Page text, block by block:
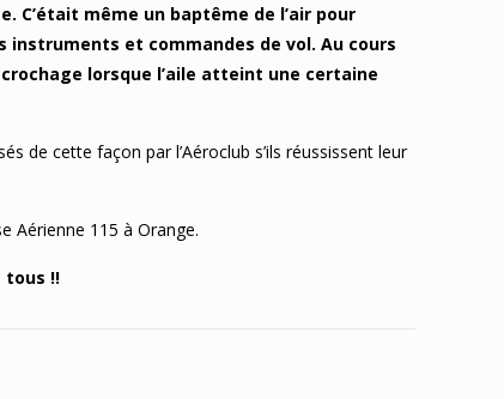
C’était même un baptême de l’air pour
instruments et commandes de vol. Au cours
lorsque l’aile atteint une certaine
de cette façon par l’Aéroclub s’ils réussissent leur
Aérienne 115 à Orange.
tous !!